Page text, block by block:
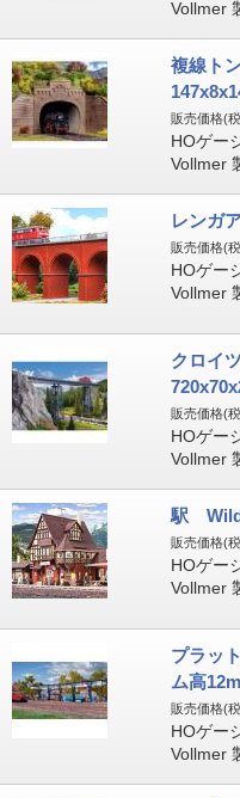
Vollmer
複線ト
販売価格(
HOゲー
Vollmer
レンガ
販売価格(
HOゲー
Vollmer
クロイ
販売価格(
HOゲー
Vollmer
駅
販売価格(
HOゲー
Vollmer
プラッ
ム高
販売価格(
HOゲー
Vollmer